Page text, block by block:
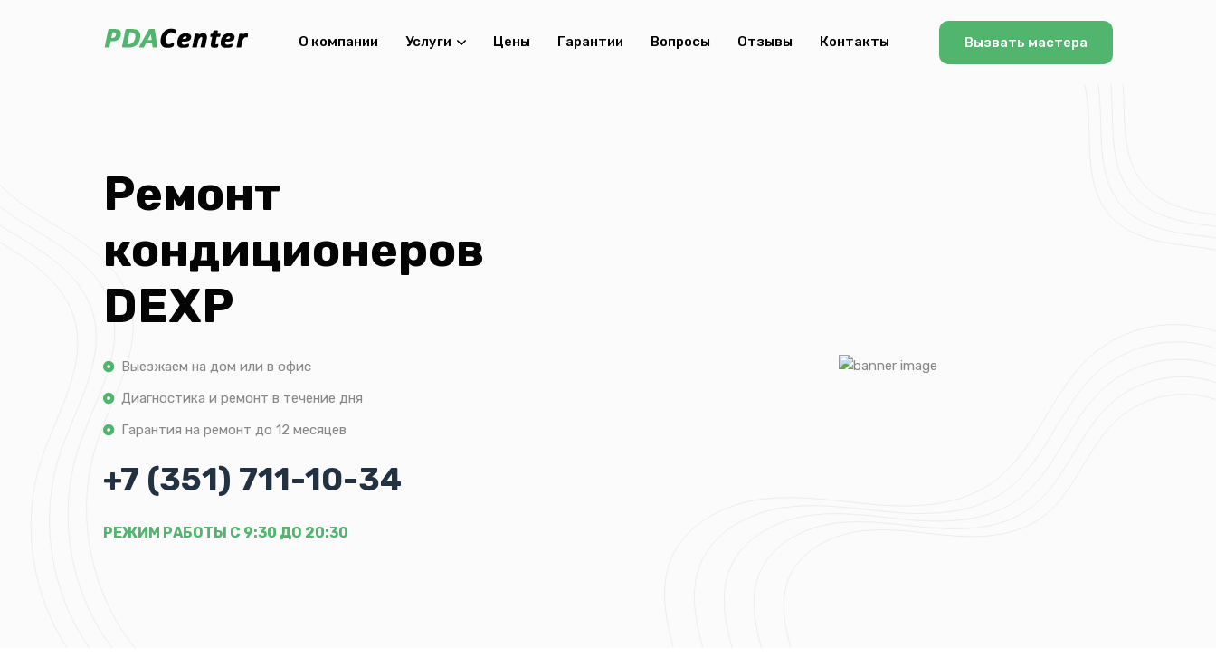
О компании Услуги Цены Гарантии Вопросы Отзывы Контакты Вызвать мастера
Ремонт
кондиционеров
DEXP
Выезжаем на дом или в офис
Диагностика и ремонт в течение дня
Гарантия на ремонт до 12 месяцев
+7 (351) 711-10-34
РЕЖИМ РАБОТЫ С 9:30 ДО 20:30